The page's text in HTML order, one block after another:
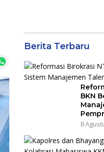
Berita Terbaru
BKN
8